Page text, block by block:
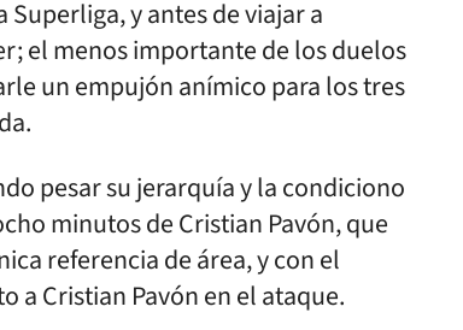
y antes de viajar a
el menos importante de los duelos
un empujón anímico para los tres
pesar su jerarquía y la condiciono
minutos de Cristian Pavón, que
referencia de área, y con el
a Cristian Pavón en el ataque.